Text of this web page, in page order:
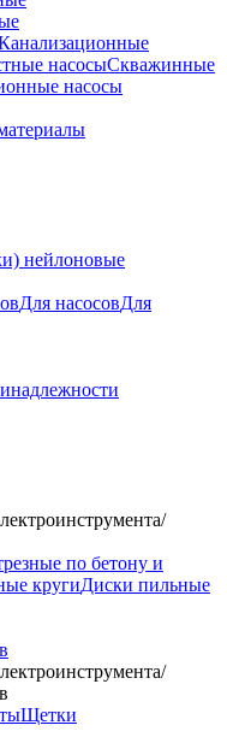
насосыСкважинные
насосы
нейлоновые
Для насосовДля
/
по бетону и
кругиДиски пильные
/
Щетки